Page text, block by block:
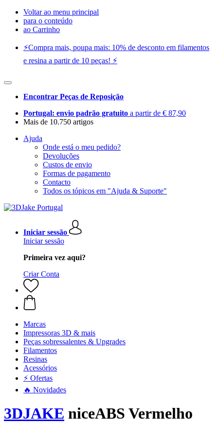
Voltar ao menu principal
para o conteúdo
ao Carrinho
⚡️Compra mais, poupa mais: 10% de desconto em filamentos
e resina a partir de 10 peças! ⚡️
Encontrar Peças de Reposição
Portugal: envio padrão gratuito a partir de € 87,90
Mais de 10.750 artigos
Ajuda
Onde está o meu pedido?
Devoluções
Custos de envio
Formas de pagamento
Contacto
Todos os tópicos em "Ajuda & Suporte"
Iniciar sessão
Iniciar sessão
Primeira vez aqui?
Criar Conta
Marcas
Impressoras 3D & mais
Peças sobressalentes & Upgrades
Filamentos
Resinas
Acessórios
⚡ Ofertas
🔥 Novidades
3DJAKE niceABS Vermelho